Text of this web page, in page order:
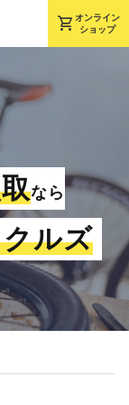
shopping_cart オンライン
ショップ
なら
ルズ